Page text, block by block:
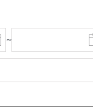
~
마
감